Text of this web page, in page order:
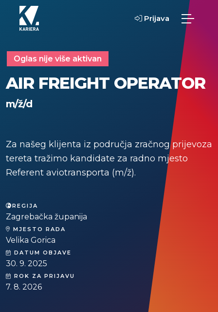
Prijava
Oglas nije više aktivan
AIR FREIGHT OPERATOR
m/ž/d
Za našeg klijenta iz područja zračnog prijevoza
tereta tražimo kandidate za radno mjesto
Referent aviotransporta (m/ž).
REGIJA
Zagrebačka županija
MJESTO RADA
Velika Gorica
DATUM OBJAVE
30. 9. 2025
ROK ZA PRIJAVU
7. 8. 2026